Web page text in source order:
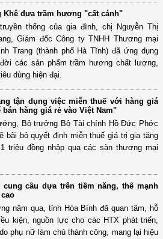
Khê đưa trầm hương "cất cánh"
thống của gia đình, chị Nguyễn Thị
Giám đốc Công ty TNHH Thương mại
Trang (thành phố Hà Tĩnh) đã ứng dụng
các sản phẩm trầm hương chất lượng,
dùng hiện đại.
tận dụng việc miễn thuế với hàng giá
hàng giá rẻ vào Việt Nam"
Bộ trưởng Bộ Tài chính Hồ Đức Phớc
bãi bỏ quyết định miễn thuế giá trị gia tăng
triệu đồng nhập qua các sàn thương mại
cung cầu dựa trên tiềm năng, thế mạnh
năm qua, tỉnh Hòa Bình đã quan tâm, hỗ
kiện, nguồn lực cho các HTX phát triển,
phụ nữ làm chủ thành công, mang lại hiệu